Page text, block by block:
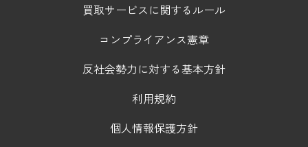
買取サービスに関するルール
コンプライアンス憲章
反社会勢力に対する基本方針
利用規約
個人情報保護方針